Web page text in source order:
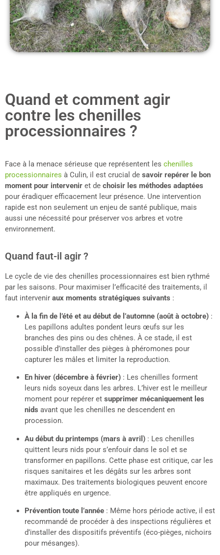
Quand et comment agir
contre les chenilles
processionnaires ?
Face à la menace sérieuse que représentent les chenilles
processionnaires à Culin, il est crucial de savoir repérer le bon
moment pour intervenir et de choisir les méthodes adaptées
pour éradiquer efficacement leur présence. Une intervention
rapide est non seulement un enjeu de santé publique, mais
aussi une nécessité pour préserver vos arbres et votre
environnement.
Quand faut-il agir ?
Le cycle de vie des chenilles processionnaires est bien rythmé
par les saisons. Pour maximiser l’efficacité des traitements, il
faut intervenir aux moments stratégiques suivants :
À la fin de l’été et au début de l’automne (août à octobre) :
Les papillons adultes pondent leurs œufs sur les
branches des pins ou des chênes. À ce stade, il est
possible d’installer des pièges à phéromones pour
capturer les mâles et limiter la reproduction.
En hiver (décembre à février) : Les chenilles forment
leurs nids soyeux dans les arbres. L’hiver est le meilleur
moment pour repérer et supprimer mécaniquement les
nids avant que les chenilles ne descendent en
procession.
Au début du printemps (mars à avril) : Les chenilles
quittent leurs nids pour s’enfouir dans le sol et se
transformer en papillons. Cette phase est critique, car les
risques sanitaires et les dégâts sur les arbres sont
maximaux. Des traitements biologiques peuvent encore
être appliqués en urgence.
Prévention toute l’année : Même hors période active, il est
recommandé de procéder à des inspections régulières et
d’installer des dispositifs préventifs (éco-pièges, nichoirs
pour mésanges).